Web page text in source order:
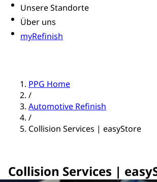
Unsere Standorte
Über uns
myRefinish
PPG Home
/
Automotive Refinish
/
Collision Services | easyStore
Collision Services |